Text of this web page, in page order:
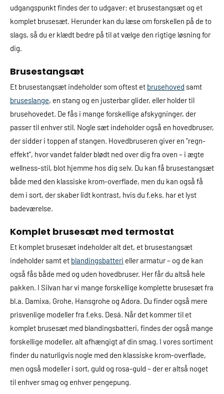
udgangspunkt findes der to udgaver: et brusestangsæt og et
komplet brusesæt. Herunder kan du læse om forskellen på de to
slags, så du er klædt bedre på til at vælge den rigtige løsning for
dig.
Brusestangsæt
Et brusestangsæt indeholder som oftest et brusehoved samt
bruseslange, en stang og en justerbar glider, eller holder til
brusehovedet. De fås i mange forskellige afskygninger, der
passer til enhver stil. Nogle sæt indeholder også en hovedbruser,
der sidder i toppen af stangen. Hovedbruseren giver en ”regn-
effekt”, hvor vandet falder blødt ned over dig fra oven – i ægte
wellness-stil, blot hjemme hos dig selv. Du kan få brusestangsæt
både med den klassiske krom-overflade, men du kan også få
dem i sort, der skaber lidt kontrast, hvis du f.eks. har et lyst
badeværelse.
Komplet brusesæt med termostat
Et komplet brusesæt indeholder alt det, et brusestangsæt
indeholder samt et blandingsbatteri eller armatur – og de kan
også fås både med og uden hovedbruser. Her får du altså hele
pakken. I Silvan har vi mange forskellige komplette brusesæt fra
bl.a. Damixa, Grohe, Hansgrohe og Adora. Du finder også mere
prisvenlige modeller fra f.eks. Desá. Når det kommer til et
komplet brusesæt med blandingsbatteri, findes der også mange
forskellige modeller, alt afhængigt af din smag. I vores sortiment
finder du naturligvis nogle med den klassiske krom-overflade,
men også modeller i sort, guld og rosa-guld – der er altså noget
til enhver smag og enhver pengepung.